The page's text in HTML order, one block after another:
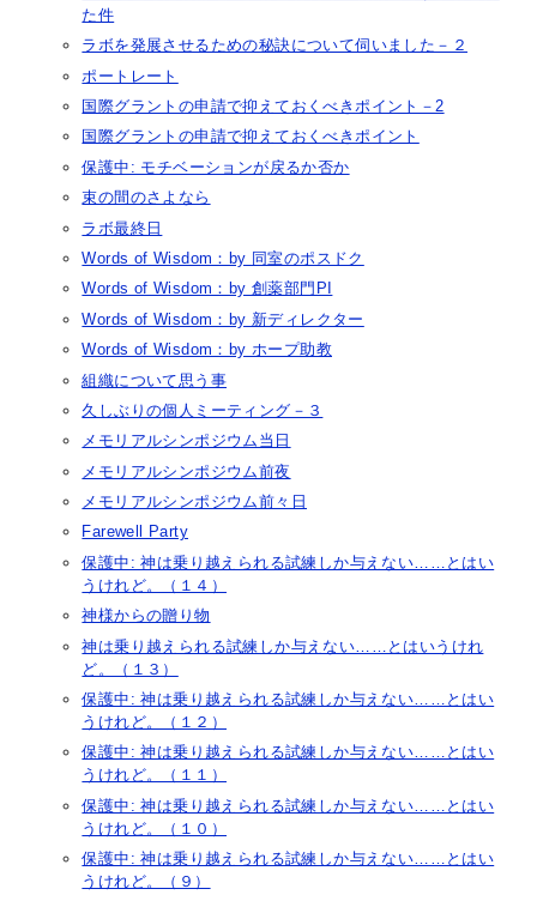
た件
ラボを発展させるための秘訣について伺いました－２
ポートレート
国際グラントの申請で抑えておくべきポイント－2
国際グラントの申請で抑えておくべきポイント
保護中: モチベーションが戻るか否か
束の間のさよなら
ラボ最終日
Words of Wisdom：by 同室のポスドク
Words of Wisdom：by 創薬部門PI
Words of Wisdom：by 新ディレクター
Words of Wisdom：by ホープ助教
組織について思う事
久しぶりの個人ミーティング－３
メモリアルシンポジウム当日
メモリアルシンポジウム前夜
メモリアルシンポジウム前々日
Farewell Party
保護中: 神は乗り越えられる試練しか与えない……とはい
うけれど。（１４）
神様からの贈り物
神は乗り越えられる試練しか与えない……とはいうけれ
ど。（１３）
保護中: 神は乗り越えられる試練しか与えない……とはい
うけれど。（１２）
保護中: 神は乗り越えられる試練しか与えない……とはい
うけれど。（１１）
保護中: 神は乗り越えられる試練しか与えない……とはい
うけれど。（１０）
保護中: 神は乗り越えられる試練しか与えない……とはい
うけれど。（９）